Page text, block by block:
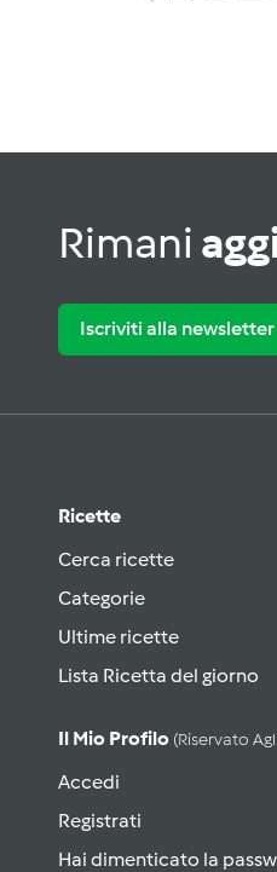
Rimani
Iscriviti alla newsletter
Ricette
Cerca ricette
Categorie
Ultime ricette
Lista Ricetta del giorno
Il Mio Profilo (riservato
Accedi
Registrati
Hai dimenticato la